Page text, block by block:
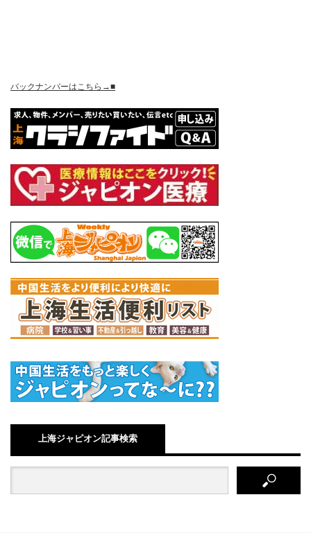
バックナンバーはこちら→■
上海ジャピオン記事検索